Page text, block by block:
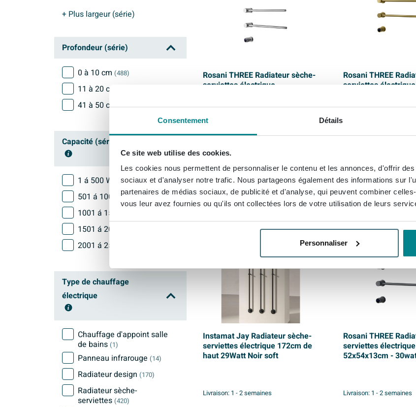
Consentement Détails
Ce site web utilise des cookies.
Les cookies nous permettent de personnaliser le contenu et les annonces, d'offrir
sociaux et d'analyser notre trafic. Nous partageons également des informations sur
partenaires de médias sociaux, de publicité et d'analyse, qui peuvent combiner
vous leur avez fournies ou qu'ils ont collectées lors de votre utilisation de leurs
Personnaliser
+ Plus largeur (série)
Profondeur (série)
0 à 10 cm (488)
11 à 20 cm
41 à 50 cm(1)
Capacité (série)
1 á 500 Watt(138)
501 á 1000 Watt(673)
1001 á 1500 Watt
1501 á 2000 Watt
2001 á 2500 Watt
Type de chauffage
électrique
Chauffage d'appoint salle
de bains (1)
Panneau infrarouge (14)
Radiateur design (170)
Radiateur sèche-
serviettes (420)
Rosani THREE Radiateur sèche-
serviettes électrique -
Livraison:1 - 2 semaines
378,99
Rosani THREE
serviettes électrique -
brossé
378,99
BESTSELLER
Instamat Jay Radiateur sèche-
serviettes électrique 172cm de
haut 29Watt Noir soft
Livraison: 1 - 2 semaines
Rosani THREE
serviettes
52x54x13cm -
Livraison: 1 - 2 semaines